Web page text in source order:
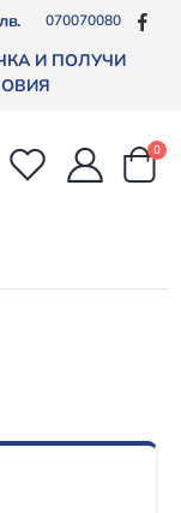
070070080
И ПОЛУЧИ
Cart
0